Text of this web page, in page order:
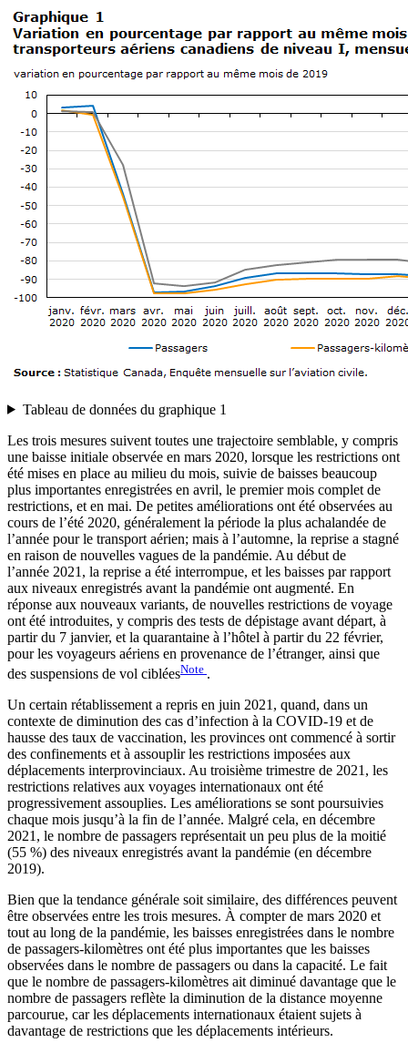
Tableau de données du graphique 1
Les trois mesures suivent toutes une trajectoire semblable, y compris
une baisse initiale observée en mars 2020, lorsque les restrictions ont
été mises en place au milieu du mois, suivie de baisses beaucoup
plus importantes enregistrées en avril, le premier mois complet de
restrictions, et en mai. De petites améliorations ont été observées au
cours de l’été 2020, généralement la période la plus achalandée de
l’année pour le transport aérien; mais à l’automne, la reprise a stagné
en raison de nouvelles vagues de la pandémie. Au début de
l’année 2021, la reprise a été interrompue, et les baisses par rapport
aux niveaux enregistrés avant la pandémie ont augmenté. En
réponse aux nouveaux variants, de nouvelles restrictions de voyage
ont été introduites, y compris des tests de dépistage avant départ, à
partir du 7 janvier, et la quarantaine à l’hôtel à partir du 22 février,
pour les voyageurs aériens en provenance de l’étranger, ainsi que
des suspensions de vol cibléesNote .
Un certain rétablissement a repris en juin 2021, quand, dans un
contexte de diminution des cas d’infection à la COVID-19 et de
hausse des taux de vaccination, les provinces ont commencé à sortir
des confinements et à assouplir les restrictions imposées aux
déplacements interprovinciaux. Au troisième trimestre de 2021, les
restrictions relatives aux voyages internationaux ont été
progressivement assouplies. Les améliorations se sont poursuivies
chaque mois jusqu’à la fin de l’année. Malgré cela, en décembre
2021, le nombre de passagers représentait un peu plus de la moitié
(55 %) des niveaux enregistrés avant la pandémie (en décembre
2019).
Bien que la tendance générale soit similaire, des différences peuvent
être observées entre les trois mesures. À compter de mars 2020 et
tout au long de la pandémie, les baisses enregistrées dans le nombre
de passagers-kilomètres ont été plus importantes que les baisses
observées dans le nombre de passagers ou dans la capacité. Le fait
que le nombre de passagers-kilomètres ait diminué davantage que le
nombre de passagers reflète la diminution de la distance moyenne
parcourue, car les déplacements internationaux étaient sujets à
davantage de restrictions que les déplacements intérieurs.